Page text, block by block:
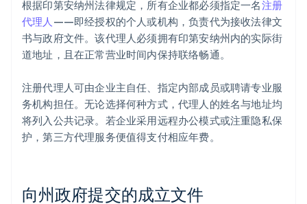
根据印第安纳州法律规定，所有企业都必须指定一名注册
代理人 ——即经授权的个人或机构，负责代为接收法律文
书与政府文件。该代理人必须拥有印第安纳州内的实际街
道地址，且在正常营业时间内保持联络畅通。
注册代理人可由企业主自任、指定内部成员或聘请专业服
务机构担任。无论选择何种方式，代理人的姓名与地址均
将列入公共记录。若企业采用远程办公模式或注重隐私保
护，第三方代理服务便值得支付相应年费。
向州政府提交的成立文件